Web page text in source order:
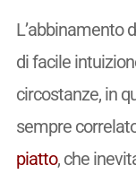
L’abbinamento
di facile
circostanze, in
sempre
piatto, che